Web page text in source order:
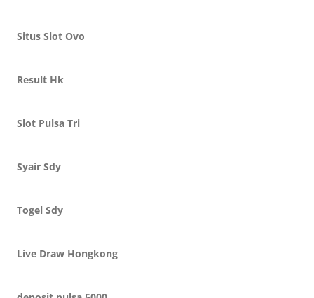
Situs Slot Ovo
Result Hk
Slot Pulsa Tri
Syair Sdy
Togel Sdy
Live Draw Hongkong